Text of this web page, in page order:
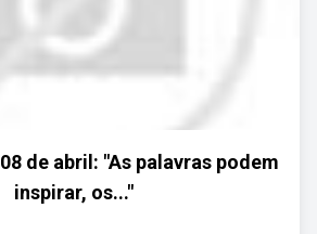
de abril: "As palavras podem
inspirar, os..."